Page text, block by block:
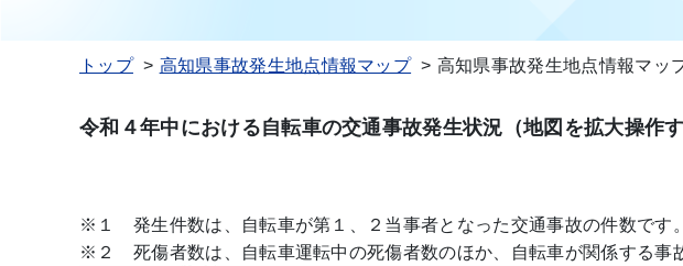
トップ 高知県事故発生地点情報マップ 高知県事故発生地点情報マッ
令和４年中における自転車の交通事故発生状況（地図を拡大操作
※１ 発生件数は、自転車が第１、２当事者となった交通事故の件数です。
※２ 死傷者数は、自転車運転中の死傷者数のほか、自転車が関係する事